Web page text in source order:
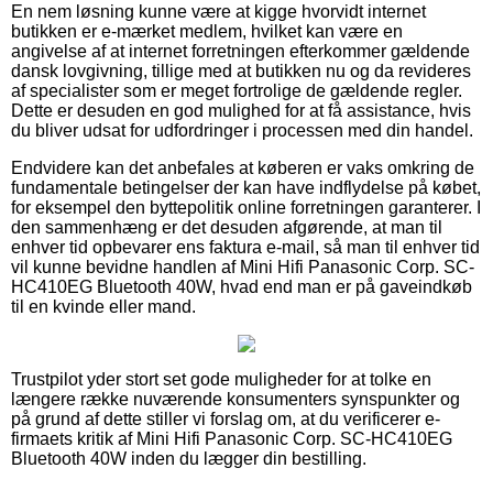
En nem løsning kunne være at kigge hvorvidt internet
butikken er e-mærket medlem, hvilket kan være en
angivelse af at internet forretningen efterkommer gældende
dansk lovgivning, tillige med at butikken nu og da revideres
af specialister som er meget fortrolige de gældende regler.
Dette er desuden en god mulighed for at få assistance, hvis
du bliver udsat for udfordringer i processen med din handel.
Endvidere kan det anbefales at køberen er vaks omkring de
fundamentale betingelser der kan have indflydelse på købet,
for eksempel den byttepolitik online forretningen garanterer. I
den sammenhæng er det desuden afgørende, at man til
enhver tid opbevarer ens faktura e-mail, så man til enhver tid
vil kunne bevidne handlen af Mini Hifi Panasonic Corp. SC-
HC410EG Bluetooth 40W, hvad end man er på gaveindkøb
til en kvinde eller mand.
Trustpilot yder stort set gode muligheder for at tolke en
længere række nuværende konsumenters synspunkter og
på grund af dette stiller vi forslag om, at du verificerer e-
firmaets kritik af Mini Hifi Panasonic Corp. SC-HC410EG
Bluetooth 40W inden du lægger din bestilling.